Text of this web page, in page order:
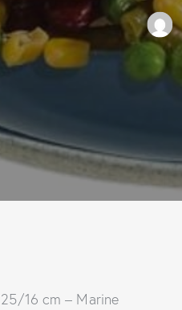
25/16 cm – Marine